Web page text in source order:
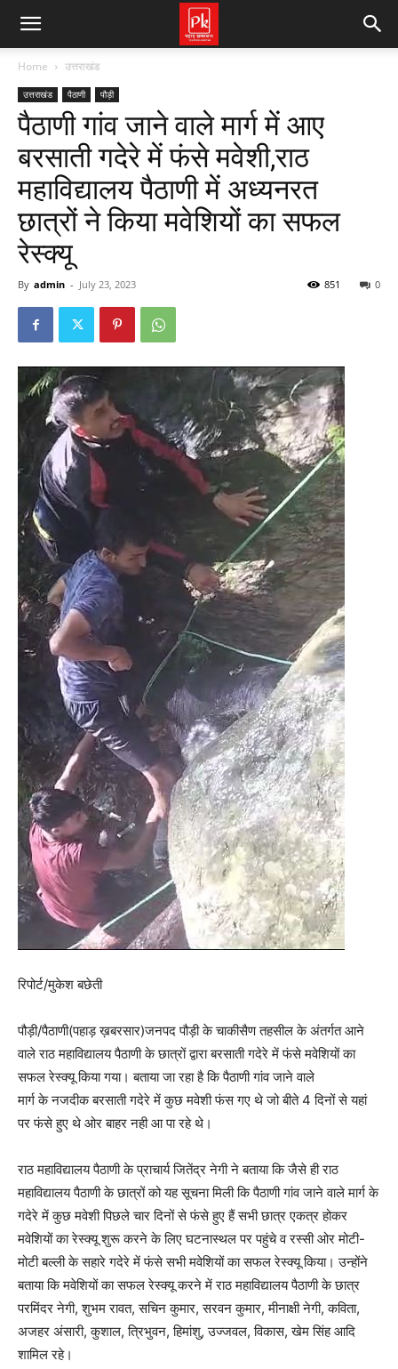
Home उत्तराखंड
उत्तराखंड पैठाणी पौड़ी
पैठाणी गांव जाने वाले मार्ग में आए
बरसाती गदेरे में फंसे मवेशी,राठ
महाविद्यालय पैठाणी में अध्यनरत
छात्रों ने किया मवेशियों का सफल
रेस्क्यू
By admin - July 23, 2023 0
851
रिपोर्ट/मुकेश बछेती
पौड़ी/पैठाणी(पहाड़ ख़बरसार)जनपद पौड़ी के चाकीसैण तहसील के अंतर्गत आने
वाले राठ महाविद्यालय पैठाणी के छात्रों द्वारा बरसाती गदेरे में फंसे मवेशियों का
सफल रेस्क्यू किया गया। बताया जा रहा है कि पैठाणी गांव जाने वाले
मार्ग के नजदीक बरसाती गदेरे में कुछ मवेशी फंस गए थे जो बीते 4 दिनों से यहां
पर फंसे हुए थे ओर बाहर नही आ पा रहे थे।
राठ महाविद्यालय पैठाणी के प्राचार्य जितेंद्र नेगी ने बताया कि जैसे ही राठ
महाविद्यालय पैठाणी के छात्रों को यह सूचना मिली कि पैठाणी गांव जाने वाले मार्ग के
गदेरे में कुछ मवेशी पिछले चार दिनों से फंसे हुए हैं सभी छात्र एकत्र होकर
मवेशियों का रेस्क्यू शुरू करने के लिए घटनास्थल पर पहुंचे व रस्सी ओर मोटी-
मोटी बल्ली के सहारे गदेरे में फंसे सभी मवेशियों का सफल रेस्क्यू किया। उन्होंने
बताया कि मवेशियों का सफल रेस्क्यू करने में राठ महाविद्यालय पैठाणी के छात्र
परमिंदर नेगी, शुभम रावत, सचिन कुमार, सरवन कुमार, मीनाक्षी नेगी, कविता,
अजहर अंसारी, कुशाल, त्रिभुवन, हिमांशु, उज्जवल, विकास, खेम सिंह आदि
शामिल रहे।